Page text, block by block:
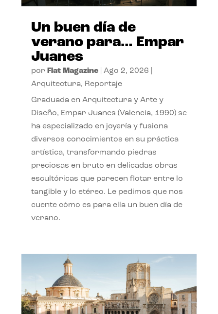
Un buen día de
verano para… Empar
Juanes
por Flat Magazine| Ago 2, 2026
Arquitectura, Reportaje
Graduada en Arquitectura y Arte y
Diseño, Empar Juanes (Valencia, 1990) se
ha especializado en joyería y fusiona
diversos conocimientos en su práctica
artística, transformando piedras
preciosas en bruto en delicadas obras
escultóricas que parecen flotar entre lo
tangible y lo etéreo. Le pedimos que nos
cuente cómo es para ella un buen día de
verano.